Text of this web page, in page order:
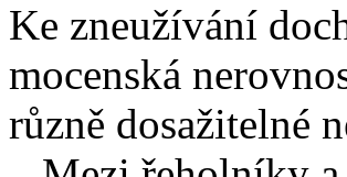
Ke zneužívání
mocenská
různě dosažitelné